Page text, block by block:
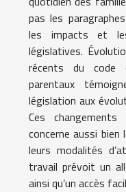
pas les
les impacts et
législatives.
récents du code
parentaux
législation aux
Ces
concerne aussi bien
leurs modalités
travail prévoit un
ainsi qu’un accès